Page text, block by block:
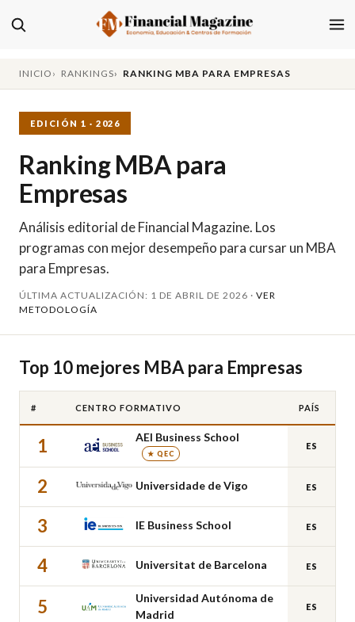
INICIO RANKINGS RANKING MBA PARA EMPRESAS
EDICIÓN 1 · 2026
Ranking MBA para
Empresas
Análisis editorial de Financial Magazine. Los
programas con mejor desempeño para cursar un MBA
para Empresas.
ÚLTIMA ACTUALIZACIÓN: 1 DE ABRIL DE 2026 · VER
METODOLOGÍA
Top 10 mejores MBA para Empresas
# CENTRO FORMATIVO PAÍS
1 AEI Business School
★ QEC
ES
2 Universidade de Vigo ES
3 IE Business School ES
4 Universitat de Barcelona ES
5
Universidad Autónoma de
Madrid
ES